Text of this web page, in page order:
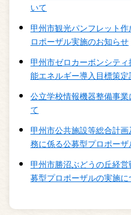
いて
甲州市観光パンフレット
ロポーザル実施のお知らせ
甲州市ゼロカーボンシテ
能エネルギー導入目標策定
公立学校情報機器整備事
て
甲州市公共施設等総合計
務に係る公募型プロポー
甲州市勝沼ぶどうの丘経
募型プロポーザルの実施に